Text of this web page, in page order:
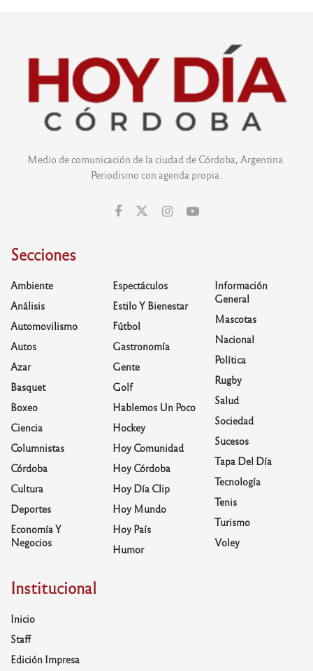
Medio de comunicación de la ciudad de Córdoba, Argentina.
Periodismo con agenda propia.
Secciones
Ambiente
Análisis
Automovilismo
Autos
Azar
Basquet
Boxeo
Ciencia
Columnistas
Córdoba
Cultura
Deportes
Economía Y
Negocios
Espectáculos
Estilo Y Bienestar
Fútbol
Gastronomía
Gente
Golf
Hablemos Un Poco
Hockey
Hoy Comunidad
Hoy Córdoba
Hoy Día Clip
Hoy Mundo
Hoy País
Humor
Información
General
Mascotas
Nacional
Política
Rugby
Salud
Sociedad
Sucesos
Tapa Del Día
Tecnología
Tenis
Turismo
Voley
Institucional
Inicio
Staff
Edición Impresa